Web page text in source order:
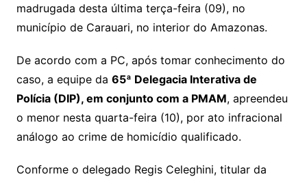
madrugada desta última terça-feira (09), no
município de Carauari, no interior do Amazonas.
De acordo com a PC, após tomar conhecimento do
caso, a equipe da 65ª Delegacia Interativa de
Polícia (DIP), em conjunto com a PMAM, apreendeu
o menor nesta quarta-feira (10), por ato infracional
análogo ao crime de homicídio qualificado.
Conforme o delegado Regis Celeghini, titular da